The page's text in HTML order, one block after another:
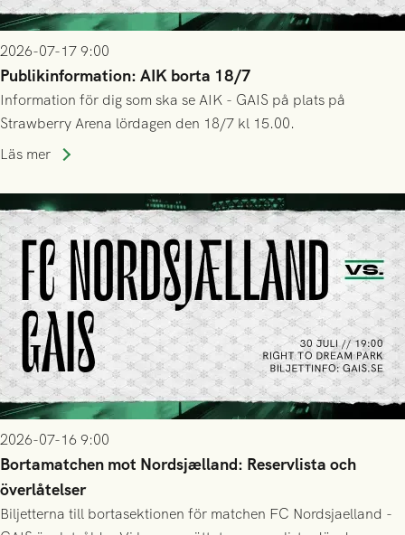
2026-07-17 9:00
Publikinformation: AIK borta 18/7
Information för dig som ska se AIK - GAIS på plats på
Strawberry Arena lördagen den 18/7 kl 15.00.
Läs mer
2026-07-16 9:00
Bortamatchen mot Nordsjælland: Reservlista och
överlåtelser
Biljetterna till bortasektionen för matchen FC Nordsjaelland -